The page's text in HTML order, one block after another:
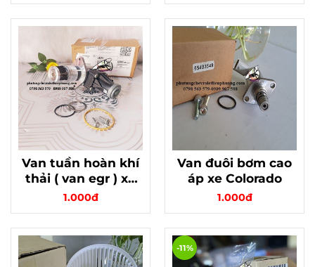
Van tuần hoàn khí
thải ( van egr ) xe
colorado traiblazer
1.000đ
Van đuôi bơm cao
áp xe Colorado
1.000đ
-11%